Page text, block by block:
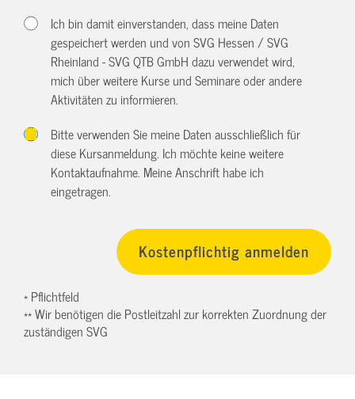
Ich bin damit einverstanden, dass meine Daten
gespeichert werden und von SVG Hessen / SVG
Rheinland - SVG QTB GmbH dazu verwendet wird,
mich über weitere Kurse und Seminare oder andere
Aktivitäten zu informieren.
Bitte verwenden Sie meine Daten ausschließlich für
diese Kursanmeldung. Ich möchte keine weitere
Kontaktaufnahme. Meine Anschrift habe ich
eingetragen.
* Pflichtfeld
** Wir benötigen die Postleitzahl zur korrekten Zuordnung der
zuständigen SVG